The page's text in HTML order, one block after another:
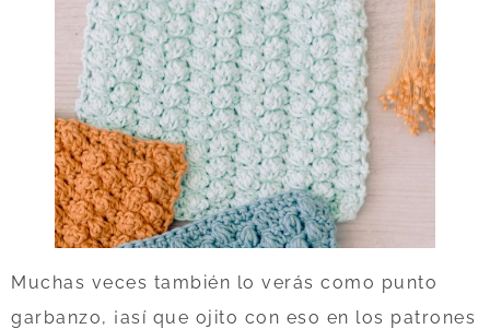
Muchas veces también lo verás como punto
garbanzo, ¡así que ojito con eso en los patrones